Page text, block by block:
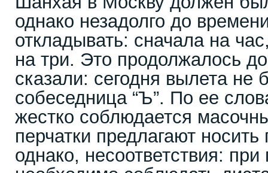
однако незадолго до
откладывать: сначала на
на три. Это продолжалось
сказали: сегодня вылета не
собеседница “Ъ”. По ее
жестко соблюдается
перчатки предлагают
однако, несоответствия: